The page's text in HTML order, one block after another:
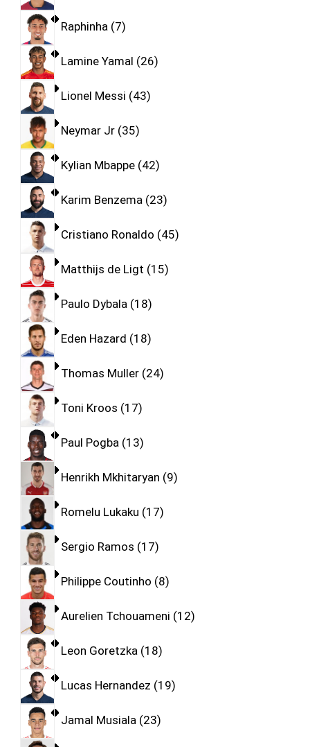
Raphinha 7
Lamine Yamal 26
Lionel Messi 43
Neymar Jr 35
Kylian Mbappe 42
Karim Benzema 23
Cristiano Ronaldo 45
Matthijs de Ligt 15
Paulo Dybala 18
Eden Hazard 18
Thomas Muller 24
Toni Kroos 17
Paul Pogba 13
Henrikh Mkhitaryan 9
Romelu Lukaku 17
Sergio Ramos 17
Philippe Coutinho 8
Aurelien Tchouameni 12
Leon Goretzka 18
Lucas Hernandez 19
Jamal Musiala 23